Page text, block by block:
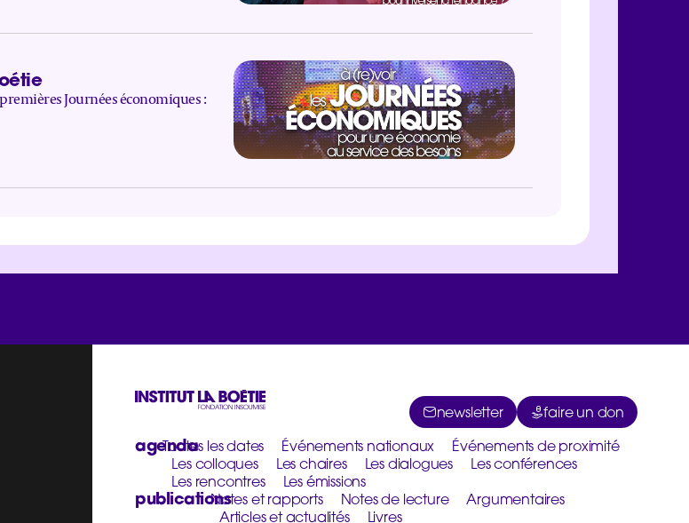
Journées économiques :
faire un don
newsletter
agenda
Toutes les dates Événements nationaux
Événements de proximité
Les colloques
Les chaires Les dialogues
Les conférences
Les rencontres
Les émissions
publicationsNotes et rapports Notes de lecture
Argumentaires
Articles et actualités
Livres